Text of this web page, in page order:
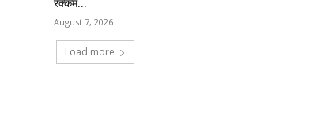
रक्कम...
August 7, 2026
Load more